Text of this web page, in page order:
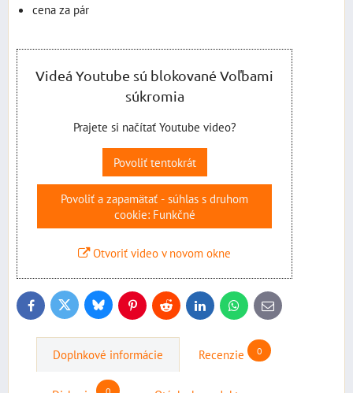
cena za pár
Videá Youtube sú blokované Voľbami
súkromia
Prajete si načítať Youtube video?
Povoliť tentokrát
Povoliť a zapamätať - súhlas s druhom
cookie: Funkčné
Otvoriť video v novom okne
FacebookTwitter BlueskyPinterestReddit LinkedInWhatsApp
E-
mail
Doplnkové informácie Recenzie 0